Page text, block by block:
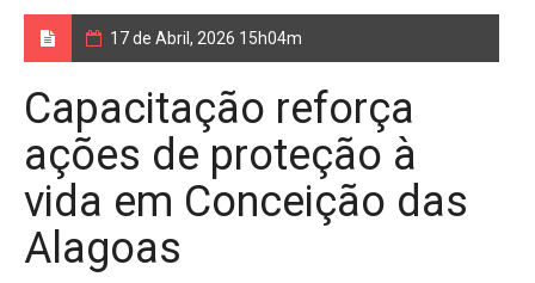
17 de Abril, 2026 15h04m
Capacitação reforça
ações de proteção à
vida em Conceição das
Alagoas